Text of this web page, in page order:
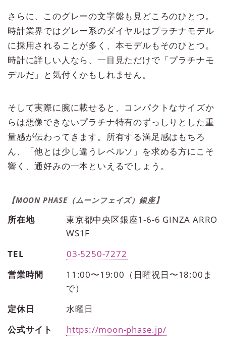
さらに、このグレーの文字盤も見どころのひとつ。
時計業界ではグレー系のダイヤルはプラチナモデル
に採用されることが多く、本モデルもそのひとつ。
時計に詳しい人なら、一目見ただけで「プラチナモ
デルだ」と気付くかもしれません。
そして実際に腕に載せると、コンパクトなサイズか
らは想像できないプラチナ特有のずっしりとした重
量感が伝わってきます。所有する満足感はもちろ
ん、「他とは少し違うレベルソ」を求める方にこそ
響く、通好みの一本といえるでしょう。
所在地
東京都中央区銀座1-6-6 GINZA ARRO
WS1F
TEL
03-5250-7272
営業時間
11:00〜19:00（日曜祝日〜18:00ま
で）
定休日
水曜日
公式サイト
https://moon-phase.jp/
【MOON PHASE（ムーンフェイズ）銀座】